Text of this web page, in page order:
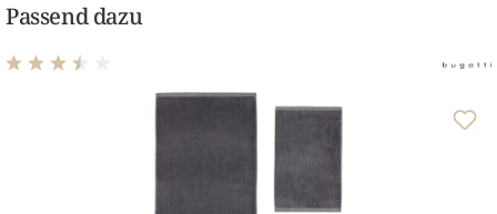
Passend dazu
Durchschnittliche Bewertung von 3.58 von 5 Sternen